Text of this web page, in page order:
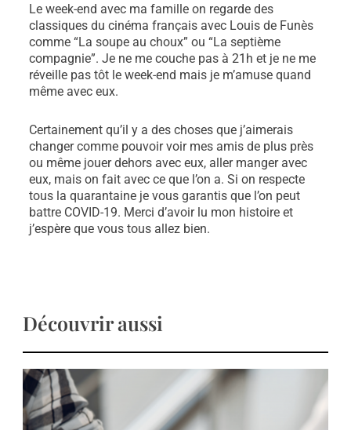
Le week-end avec ma famille on regarde des
classiques du cinéma français avec Louis de Funès
comme “La soupe au choux” ou “La septième
compagnie”. Je ne me couche pas à 21h et je ne me
réveille pas tôt le week-end mais je m’amuse quand
même avec eux.
Certainement qu’il y a des choses que j’aimerais
changer comme pouvoir voir mes amis de plus près
ou même jouer dehors avec eux, aller manger avec
eux, mais on fait avec ce que l’on a. Si on respecte
tous la quarantaine je vous garantis que l’on peut
battre COVID-19. Merci d’avoir lu mon histoire et
j’espère que vous tous allez bien.
Découvrir aussi